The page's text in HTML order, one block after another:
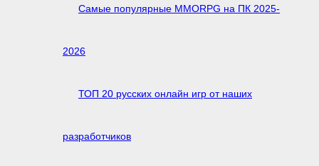
Самые популярные MMORPG на ПК 2025-
2026
ТОП 20 русских онлайн игр от наших
разработчиков